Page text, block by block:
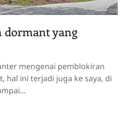
dormant yang
mengenai pemblokiran
hal ini terjadi juga ke saya, di